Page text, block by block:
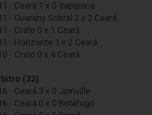
- Ceará 1 x 0 Itapipoca
- Guarany Sobral 2 x 2 Ceará
- Crato 0 x 1 Ceará
- Horizonte 1 x 2 Ceará
- Crato 0 x 4 Ceará
(32)
- Ceará 3 x 0 Joinville
- Ceará 0 x 0 Botafogo